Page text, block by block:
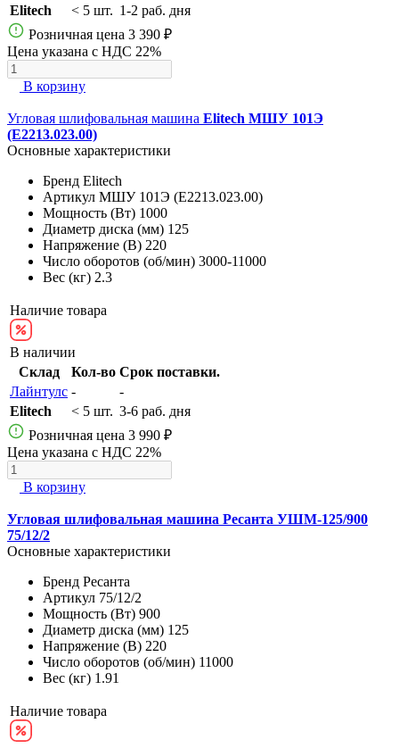
Elitech
< 5 шт. 1-2 раб. дня
Розничная цена 3 390 ₽
Цена указана с НДС 22%
В корзину
Угловая шлифовальная машина Elitech МШУ 101Э
(E2213.023.00)
Основные характеристики
Бренд Elitech
Артикул МШУ 101Э (E2213.023.00)
Мощность (Вт) 1000
Диаметр диска (мм) 125
Напряжение (В) 220
Число оборотов (об/мин) 3000-11000
Вес (кг) 2.3
Наличие товара
В наличии
Склад
Кол-во Срок поставки.
Лайнтулс -
-
Elitech
< 5 шт. 3-6 раб. дня
Розничная цена 3 990 ₽
Цена указана с НДС 22%
В корзину
Угловая шлифовальная машина Ресанта УШМ-125/900
75/12/2
Основные характеристики
Бренд Ресанта
Артикул 75/12/2
Мощность (Вт) 900
Диаметр диска (мм) 125
Напряжение (В) 220
Число оборотов (об/мин) 11000
Вес (кг) 1.91
Наличие товара